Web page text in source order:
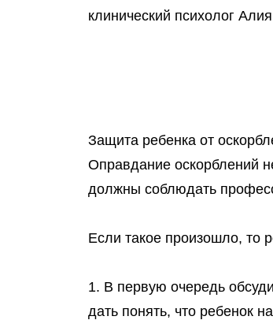
клинический психолог
Защита ребенка от
Оправдание оскорблений
должны соблюдать
Если такое произошло, то
1. В первую очередь
дать понять, что ребенок